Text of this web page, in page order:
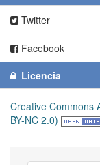
Twitter
Facebook
Licencia
Creative Commons
BY-NC 2.0)